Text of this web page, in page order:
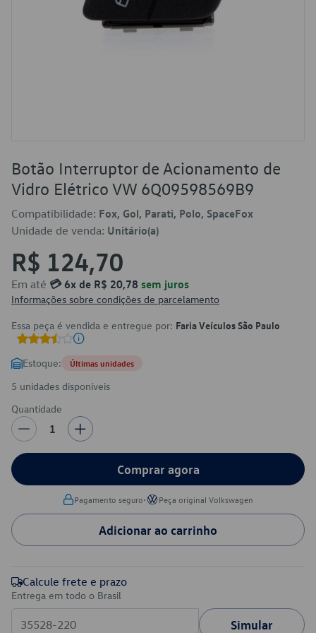
Botão Interruptor de Acionamento de
Vidro Elétrico VW 6Q09598569B9
Compatibilidade: Fox, Gol, Parati, Polo, SpaceFox
Unidade de venda: Unitário(a)
R$ 124,70
Em até 💳 6x de R$ 20,78 sem juros
Informações sobre condições de parcelamento
Essa peça é vendida e entregue por: Faria Veículos São Paulo
Estoque: Últimas unidades
5 unidades disponíveis
Quantidade
1
Comprar agora
Pagamento seguro• Peça original Volkswagen
Adicionar ao carrinho
Calcule frete e prazo
Entrega em todo o Brasil
Simular